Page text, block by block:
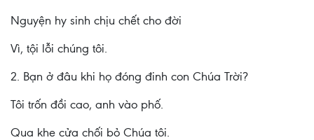
Nguyện hy sinh chịu chết cho đời
Vì, tội lỗi chúng tôi.
2. Bạn ở đâu khi họ đóng đinh con Chúa Trời?
Tôi trốn đồi cao, anh vào phố.
Qua khe cửa chối bỏ Chúa tôi.